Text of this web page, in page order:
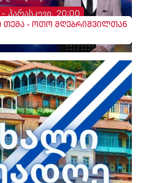
პარასკევი, 20:00
თემა - ოთო მღებრიშვილთან